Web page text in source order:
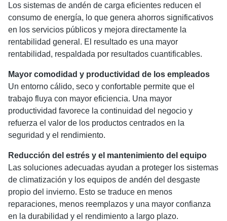
Los sistemas de andén de carga eficientes reducen el
consumo de energía, lo que genera ahorros significativos
en los servicios públicos y mejora directamente la
rentabilidad general. El resultado es una mayor
rentabilidad, respaldada por resultados cuantificables.
Mayor comodidad y productividad de los empleados
Un entorno cálido, seco y confortable permite que el
trabajo fluya con mayor eficiencia. Una mayor
productividad favorece la continuidad del negocio y
refuerza el valor de los productos centrados en la
seguridad y el rendimiento.
Reducción del estrés y el mantenimiento del equipo
Las soluciones adecuadas ayudan a proteger los sistemas
de climatización y los equipos de andén del desgaste
propio del invierno. Esto se traduce en menos
reparaciones, menos reemplazos y una mayor confianza
en la durabilidad y el rendimiento a largo plazo.